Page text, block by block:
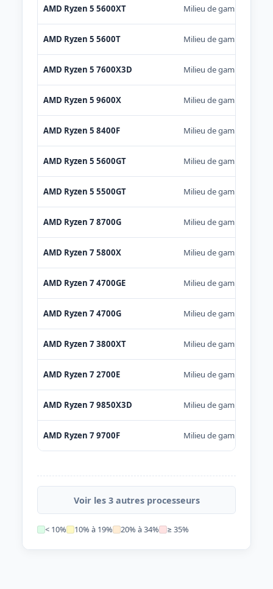
AMD Ryzen 5 5600XT Milieu de gamme
AMD Ryzen 5 5600T Milieu de gamme
AMD Ryzen 5 7600X3D Milieu de gamme
AMD Ryzen 5 9600X Milieu de gamme
AMD Ryzen 5 8400F Milieu de gamme
AMD Ryzen 5 5600GT Milieu de gamme
AMD Ryzen 5 5500GT Milieu de gamme
AMD Ryzen 7 8700G Milieu de gamme
AMD Ryzen 7 5800X Milieu de gamme
AMD Ryzen 7 4700GE Milieu de gamme
AMD Ryzen 7 4700G Milieu de gamme
AMD Ryzen 7 3800XT Milieu de gamme
AMD Ryzen 7 2700E Milieu de gamme
AMD Ryzen 7 9850X3D Milieu de gamme
AMD Ryzen 7 9700F Milieu de gamme
Voir les 3 autres processeurs
< 10% 10% à 19% 20% à 34% ≥ 35%